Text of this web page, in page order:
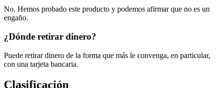
No. Hemos probado este producto y podemos afirmar que no es un
engaño.
¿Dónde retirar dinero?
Puede retirar dinero de la forma que más le convenga, en particular,
con una tarjeta bancaria.
Clasificación